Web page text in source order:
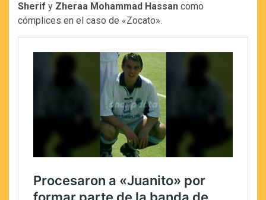
Sherif y Zheraa Mohammad Hassan como
cómplices en el caso de «Zocato».